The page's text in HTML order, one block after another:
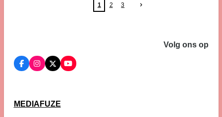
1 2 3
Volg ons op
F
a
o
o
I
n
g
r
X
Y
o
MEDIAFUZE